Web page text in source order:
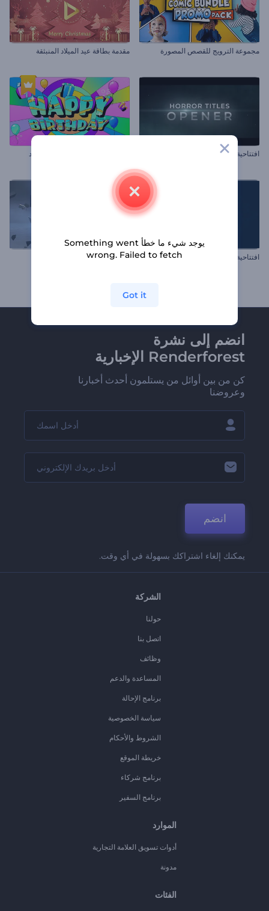
مجموعة الترويج للقصص المصورة مقدمة بطاقة عيد الميلاد المنبثقة
افتتاحية عناوين مرعبة حزمة المقاطع الملونة لأعياد الميلاد
افتتاحية رمضان المبارك إظهار الشعار الموثر
انضم إلى نشرة
Renderforest الإخبارية
كن من بين أوائل من يستلمون أحدث أخبارنا
وعروضنا
انضم
يمكنك إلغاء اشتراكك بسهولة في أي وقت.
الشركة
حولنا
اتصل بنا
وظائف
المساعدة والدعم
برنامج الإحالة
سياسة الخصوصية
الشروط والأحكام
خريطة الموقع
برنامج شركاء
برنامج السفير
الموارد
أدوات تسويق العلامة التجارية
مدونة
الفئات
يوجد شيء ما خطأ Something went
wrong. Failed to fetch
Got it